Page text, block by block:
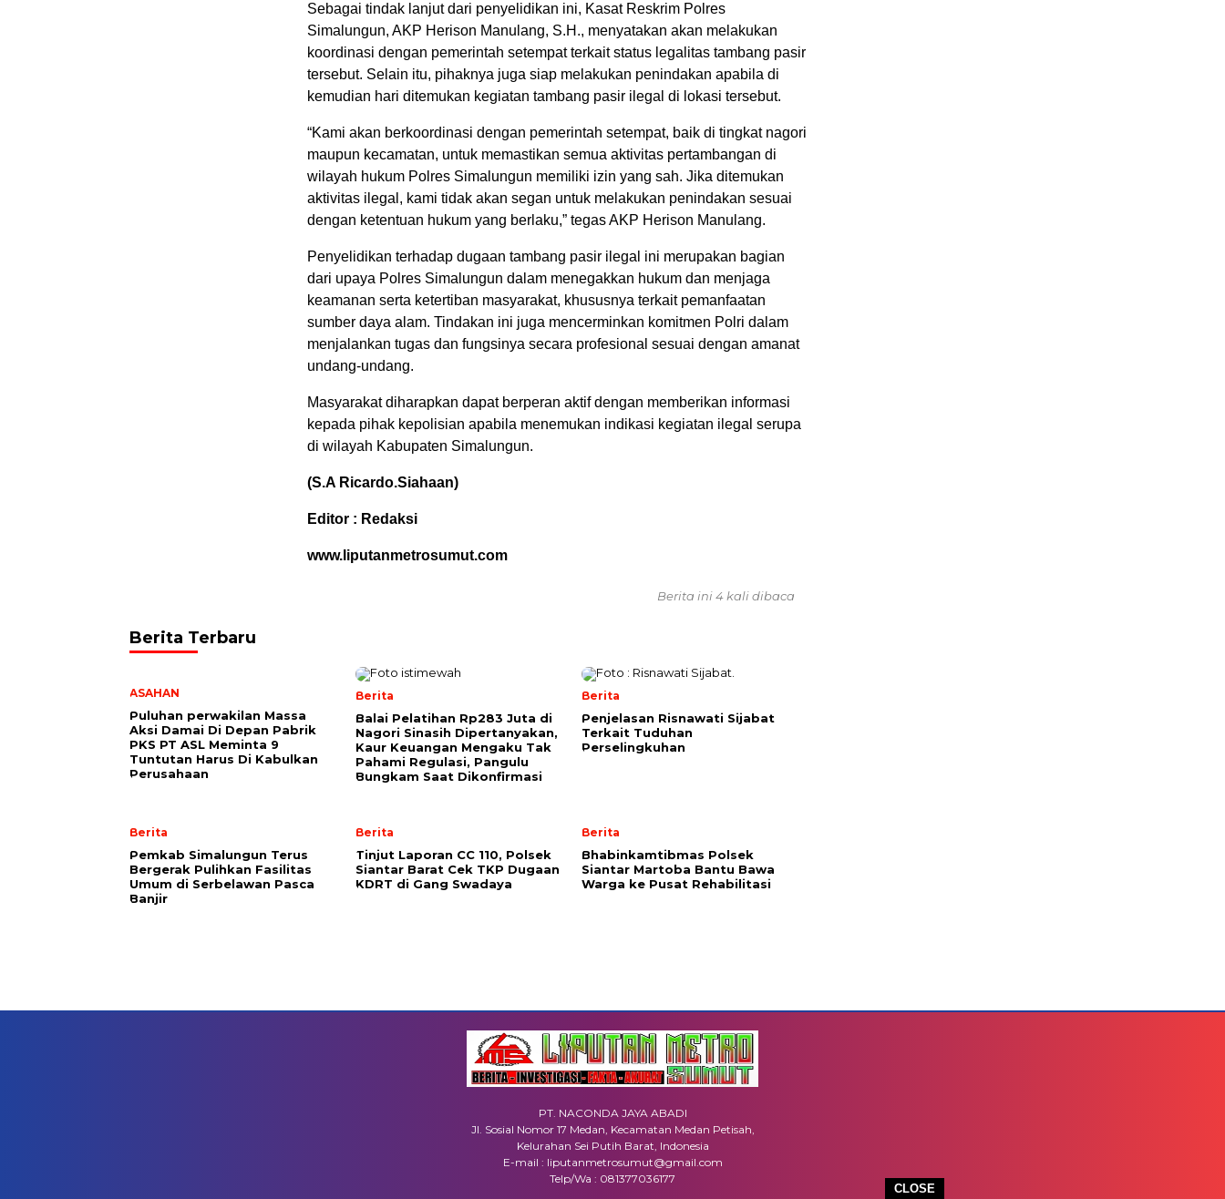
CLOSE
Sebagai tindak lanjut dari penyelidikan ini, Kasat Reskrim Polres
Simalungun, AKP Herison Manulang, S.H., menyatakan akan melakukan
koordinasi dengan pemerintah setempat terkait status legalitas tambang pasir
tersebut. Selain itu, pihaknya juga siap melakukan penindakan apabila di
kemudian hari ditemukan kegiatan tambang pasir ilegal di lokasi tersebut.
“Kami akan berkoordinasi dengan pemerintah setempat, baik di tingkat nagori
maupun kecamatan, untuk memastikan semua aktivitas pertambangan di
wilayah hukum Polres Simalungun memiliki izin yang sah. Jika ditemukan
aktivitas ilegal, kami tidak akan segan untuk melakukan penindakan sesuai
dengan ketentuan hukum yang berlaku,” tegas AKP Herison Manulang.
Penyelidikan terhadap dugaan tambang pasir ilegal ini merupakan bagian
dari upaya Polres Simalungun dalam menegakkan hukum dan menjaga
keamanan serta ketertiban masyarakat, khususnya terkait pemanfaatan
sumber daya alam. Tindakan ini juga mencerminkan komitmen Polri dalam
menjalankan tugas dan fungsinya secara profesional sesuai dengan amanat
undang-undang.
Masyarakat diharapkan dapat berperan aktif dengan memberikan informasi
kepada pihak kepolisian apabila menemukan indikasi kegiatan ilegal serupa
di wilayah Kabupaten Simalungun.
(S.A Ricardo.Siahaan)
Editor : Redaksi
www.liputanmetrosumut.com
Berita ini 4 kali dibaca
Berita Terbaru
ASAHAN
Puluhan perwakilan Massa
Aksi Damai Di Depan Pabrik
PKS PT ASL Meminta 9
Tuntutan Harus Di Kabulkan
Perusahaan
Berita
Balai Pelatihan Rp283 Juta di
Nagori Sinasih Dipertanyakan,
Kaur Keuangan Mengaku Tak
Pahami Regulasi, Pangulu
Bungkam Saat Dikonfirmasi
Berita
Penjelasan Risnawati Sijabat
Terkait Tuduhan
Perselingkuhan
Berita
Pemkab Simalungun Terus
Bergerak Pulihkan Fasilitas
Umum di Serbelawan Pasca
Banjir
Berita
Tinjut Laporan CC 110, Polsek
Siantar Barat Cek TKP Dugaan
KDRT di Gang Swadaya
Berita
Bhabinkamtibmas Polsek
Siantar Martoba Bantu Bawa
Warga ke Pusat Rehabilitasi
PT. NACONDA JAYA ABADI
Jl. Sosial Nomor 17 Medan, Kecamatan Medan Petisah,
Kelurahan Sei Putih Barat, Indonesia
E-mail : liputanmetrosumut@gmail.com
Telp/Wa : 081377036177